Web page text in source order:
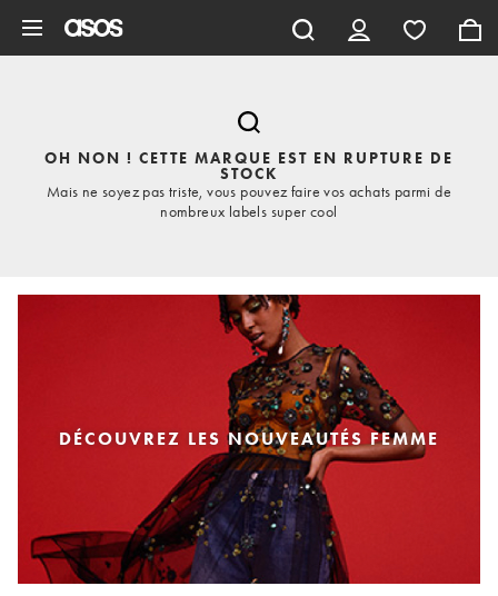
OH NON ! CETTE MARQUE EST EN RUPTURE DE
STOCK
Mais ne soyez pas triste, vous pouvez faire vos achats parmi de
nombreux labels super cool
DÉCOUVREZ LES NOUVEAUTÉS FEMME